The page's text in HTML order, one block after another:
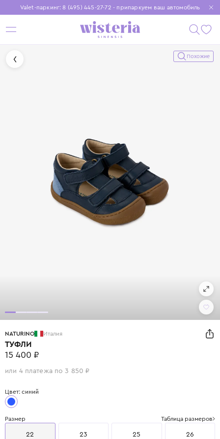
Valet-паркинг: 8 (495) 445-27-72 - припаркуем ваш автомобиль
Бесплатная доставка при заказе от 15 000 ₽
Установите приложение, чтобы покупки были еще удобнее
Похожие
NATURINO Италия
ТУФЛИ
15 400 ₽
или 4 платежа по 3 850 ₽
Цвет: синий
Размер Таблица размеров
22 23 25 26